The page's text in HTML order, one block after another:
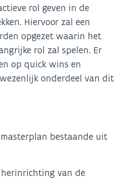
rol geven in de
Hiervoor zal een
opgezet waarin het
rol zal spelen. Er
op quick wins en
onderdeel van dit
bestaande uit
herinrichting van de